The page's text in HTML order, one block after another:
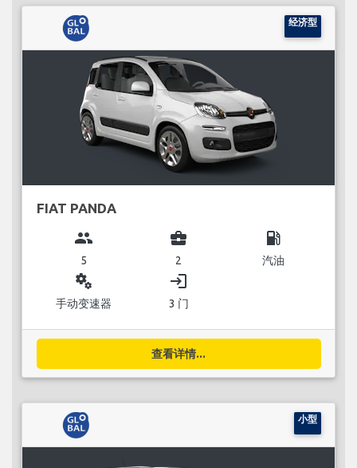
经济型
FIAT PANDA
group
5
business_center
2
local_gas_station
汽油
miscellaneous_services
手动变速器
login
3 门
查看详情...
小型